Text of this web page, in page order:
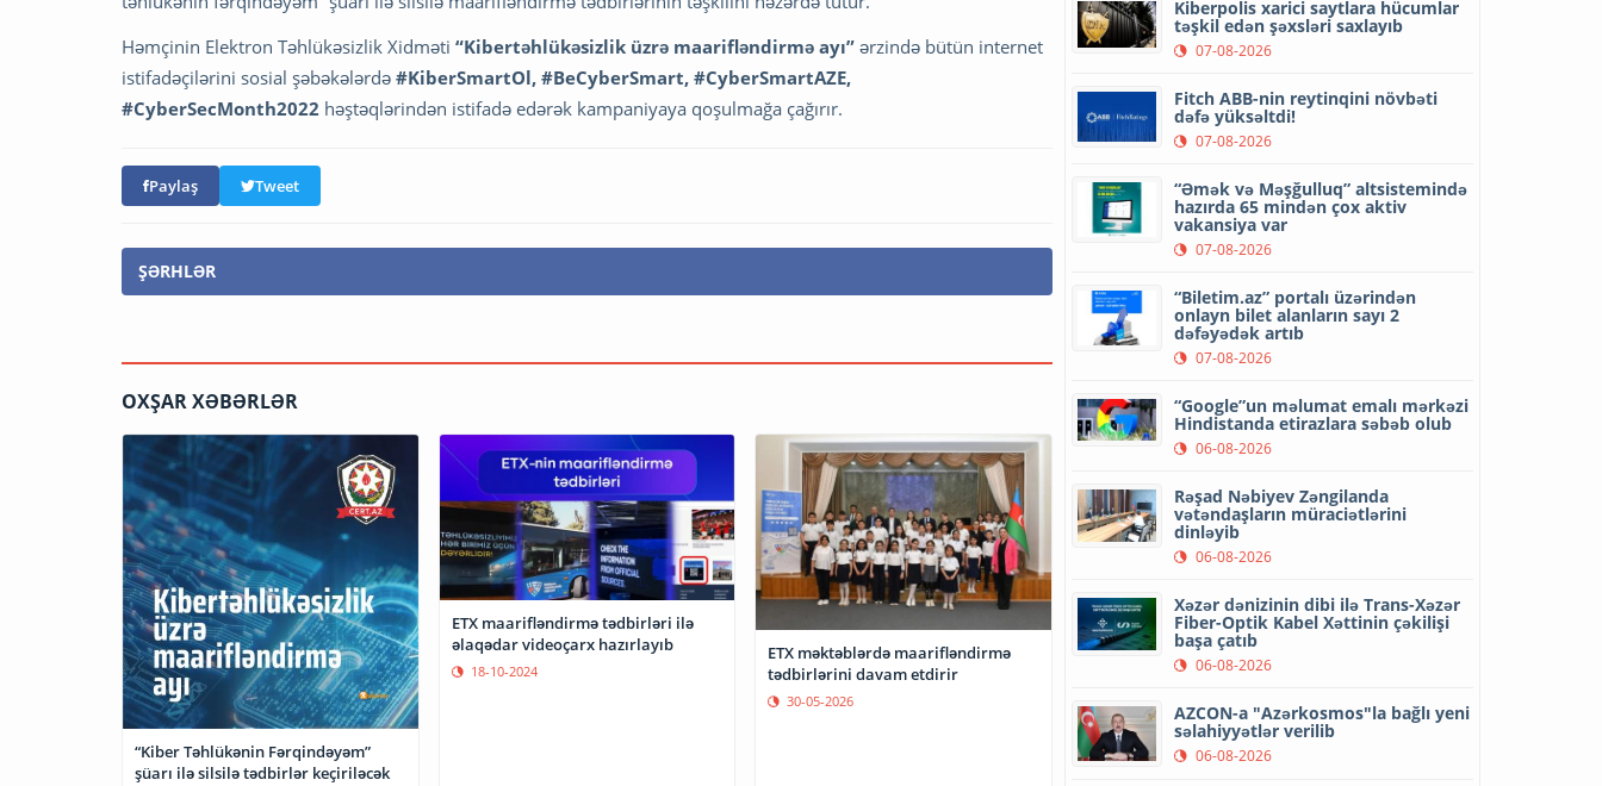
Həmçinin Elektron Təhlükəsizlik Xidməti “Kibertəhlükəsizlik üzrə maarifləndirmə ayı” ərzində bütün internet
istifadəçilərini sosial şəbəkələrdə #KiberSmartOl, #BeCyberSmart, #CyberSmartAZE,
#CyberSecMonth2022 həştəqlərindən istifadə edərək kampaniyaya qoşulmağa çağırır.
Paylaş Tweet
ŞƏRHLƏR
OXŞAR XƏBƏRLƏR
“Kiber Təhlükənin Fərqindəyəm”
şüarı ilə silsilə tədbirlər keçiriləcək
ETX maarifləndirmə tədbirləri ilə
əlaqədar videoçarx hazırlayıb
18-10-2024
ETX məktəblərdə maarifləndirmə
tədbirlərini davam etdirir
30-05-2026
Kiberpolis xarici saytlara hücumlar
təşkil edən şəxsləri saxlayıb
07-08-2026
Fitch ABB-nin reytinqini növbəti
dəfə yüksəltdi!
07-08-2026
“Əmək və Məşğulluq” altsistemində
hazırda 65 mindən çox aktiv
vakansiya var
07-08-2026
“Biletim.az” portalı üzərindən
onlayn bilet alanların sayı 2
dəfəyədək artıb
07-08-2026
“Google”un məlumat emalı mərkəzi
Hindistanda etirazlara səbəb olub
06-08-2026
Rəşad Nəbiyev Zəngilanda
vətəndaşların müraciətlərini
dinləyib
06-08-2026
Xəzər dənizinin dibi ilə Trans-Xəzər
Fiber-Optik Kabel Xəttinin çəkilişi
başa çatıb
06-08-2026
AZCON-a "Azərkosmos"la bağlı yeni
səlahiyyətlər verilib
06-08-2026